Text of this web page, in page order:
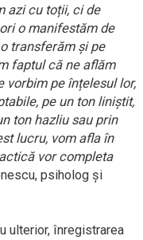
azi cu toții, ci de
o manifestăm de
transferăm și pe
faptul că ne aflăm
vorbim pe înțelesul lor,
pe un ton liniștit,
ton hazliu sau prin
lucru, vom afla în
vor completa
psiholog și
ulterior, înregistrarea